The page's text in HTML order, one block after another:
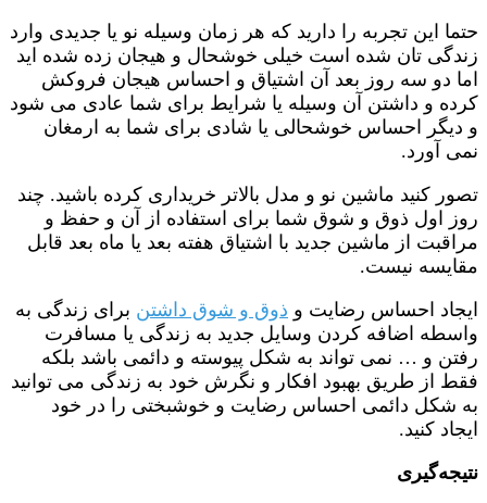
حتما این تجربه را دارید که هر زمان وسیله نو یا جدیدی وارد
زندگی تان شده است خیلی خوشحال و هیجان زده شده اید
اما دو سه روز بعد آن اشتیاق و احساس هیجان فروکش
کرده و داشتن آن وسیله یا شرایط برای شما عادی می شود
و دیگر احساس خوشحالی یا شادی برای شما به ارمغان
نمی آورد.
تصور کنید ماشین نو و مدل بالاتر خریداری کرده باشید. چند
روز اول ذوق و شوق شما برای استفاده از آن و حفظ و
مراقبت از ماشین جدید با اشتیاق هفته بعد یا ماه بعد قابل
مقایسه نیست.
ایجاد احساس رضایت و ذوق و شوق داشتن برای زندگی به
واسطه اضافه کردن وسایل جدید به زندگی یا مسافرت
رفتن و … نمی تواند به شکل پیوسته و دائمی باشد بلکه
فقط از طریق بهبود افکار و نگرش خود به زندگی می توانید
به شکل دائمی احساس رضایت و خوشبختی را در خود
ایجاد کنید.
نتیجه‌گیری